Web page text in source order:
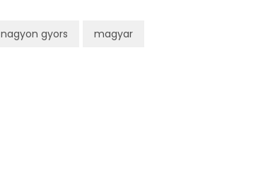
nagyon gyors magyar